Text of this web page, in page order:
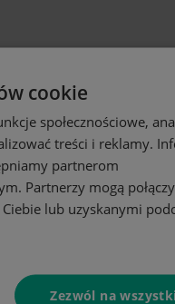
cookie
społecznościowe,
treści i reklamy.
partnerom
Partnerzy mogą
lub uzyskanymi
Zezwól na